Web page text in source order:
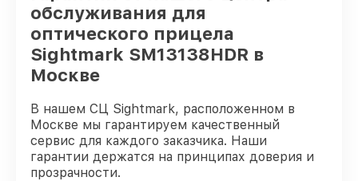
обслуживания для
оптического прицела
Sightmark SM13138HDR в
Москве
В нашем СЦ Sightmark, расположенном в
Москве мы гарантируем качественный
сервис для каждого заказчика. Наши
гарантии держатся на принципах доверия и
прозрачности.